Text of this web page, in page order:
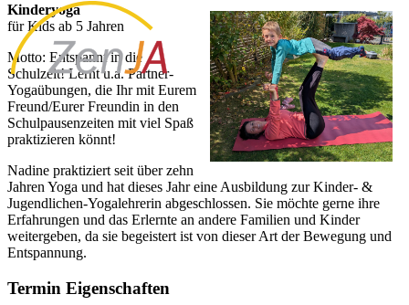
Kinderyoga
für Kids ab 5 Jahren
Motto: Entspannt in die
Schulzeit! Lernt u.a. Partner-
Yogaübungen, die Ihr mit Eurem
Freund/Eurer Freundin in den
Schulpausenzeiten mit viel Spaß
praktizieren könnt!
Nadine praktiziert seit über zehn
Jahren Yoga und hat dieses Jahr eine Ausbildung zur Kinder- &
Jugendlichen-Yogalehrerin abgeschlossen. Sie möchte gerne ihre
Erfahrungen und das Erlernte an andere Familien und Kinder
weitergeben, da sie begeistert ist von dieser Art der Bewegung und
Entspannung.
Termin Eigenschaften